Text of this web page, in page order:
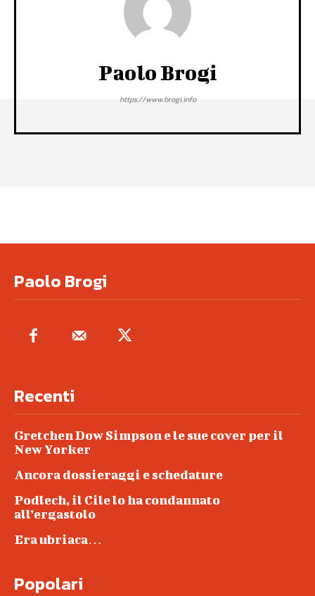
Paolo Brogi
https://www.brogi.info
Paolo Brogi
Recenti
Gretchen Dow Simpson e le sue cover per il
New Yorker
Ancora dossieraggi e schedature
Podlech, il Cile lo ha condannato
all’ergastolo
Era ubriaca…
Popolari